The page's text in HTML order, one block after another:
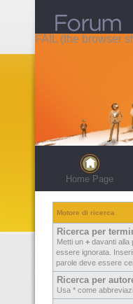
FAIL (the browser
Home Page
Motore di ricerca
Ricerca per
Metti un + davanti alla
essere ignorata.
parole deve essere
Ricerca per
Usa * come